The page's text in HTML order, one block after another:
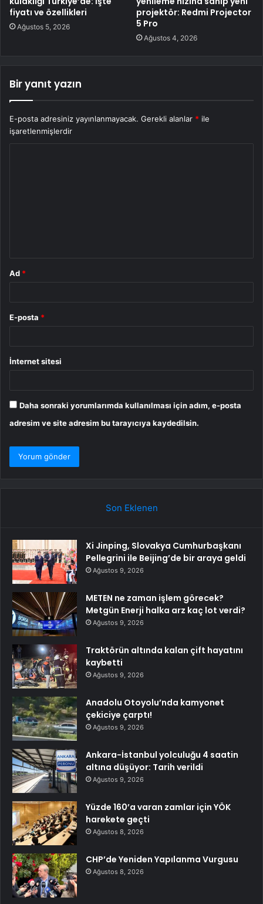
fiyatı ve özellikleri
Ağustos 5, 2026
projektör: Redmi Projector
5 Pro
Ağustos 4, 2026
Bir yanıt yazın
E-posta adresiniz yayınlanmayacak. Gerekli alanlar * ile
işaretlenmişlerdir
Ad *
E-posta *
İnternet sitesi
Daha sonraki yorumlarımda kullanılması için adım, e-posta
adresim ve site adresim bu tarayıcıya kaydedilsin.
Son Eklenen
Xi Jinping, Slovakya Cumhurbaşkanı
Pellegrini ile Beijing’de bir araya geldi
Ağustos 9, 2026
METEN ne zaman işlem görecek?
Metgün Enerji halka arz kaç lot verdi?
Ağustos 9, 2026
Traktörün altında kalan çift hayatını
kaybetti
Ağustos 9, 2026
Anadolu Otoyolu’nda kamyonet
çekiciye çarptı!
Ağustos 9, 2026
Ankara-İstanbul yolculuğu 4 saatin
altına düşüyor: Tarih verildi
Ağustos 9, 2026
Yüzde 160’a varan zamlar için YÖK
harekete geçti
Ağustos 8, 2026
CHP’de Yeniden Yapılanma Vurgusu
Ağustos 8, 2026